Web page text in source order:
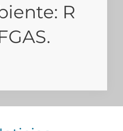
R